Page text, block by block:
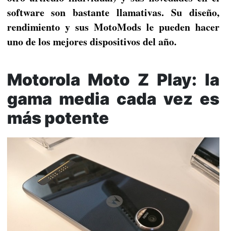
software son bastante llamativas. Su diseño,
rendimiento y sus MotoMods le pueden hacer
uno de los mejores dispositivos del año.
Motorola Moto Z Play: la
gama media cada vez es
más potente